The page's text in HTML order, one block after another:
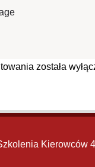
została
Kierowców